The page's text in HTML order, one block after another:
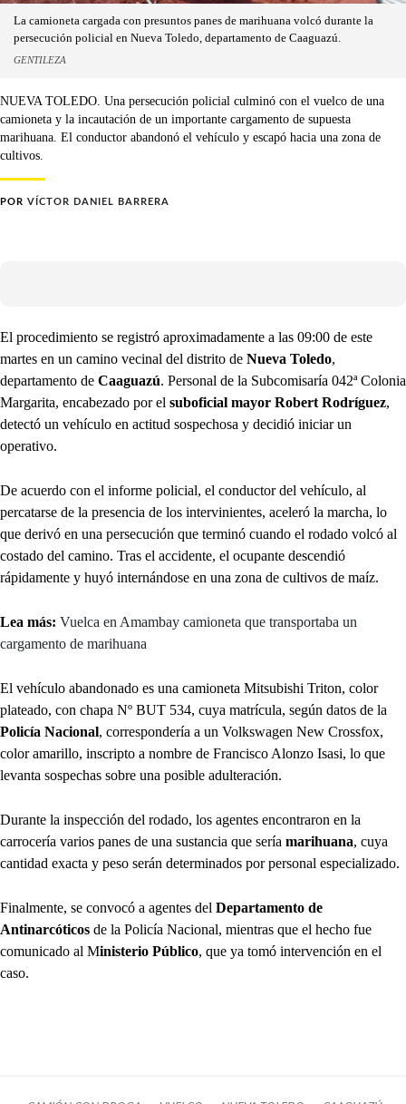
La camioneta cargada con presuntos panes de marihuana volcó durante la
persecución policial en Nueva Toledo, departamento de Caaguazú.
GENTILEZA
NUEVA TOLEDO. Una persecución policial culminó con el vuelco de una
camioneta y la incautación de un importante cargamento de supuesta
marihuana. El conductor abandonó el vehículo y escapó hacia una zona de
cultivos.
POR VÍCTOR DANIEL BARRERA
El procedimiento se registró aproximadamente a las 09:00 de este
martes en un camino vecinal del distrito de Nueva Toledo,
departamento de Caaguazú. Personal de la Subcomisaría 042ª Colonia
Margarita, encabezado por el suboficial mayor Robert Rodríguez,
detectó un vehículo en actitud sospechosa y decidió iniciar un
operativo.
De acuerdo con el informe policial, el conductor del vehículo, al
percatarse de la presencia de los intervinientes, aceleró la marcha, lo
que derivó en una persecución que terminó cuando el rodado volcó al
costado del camino. Tras el accidente, el ocupante descendió
rápidamente y huyó internándose en una zona de cultivos de maíz.
Lea más: Vuelca en Amambay camioneta que transportaba un
cargamento de marihuana
El vehículo abandonado es una camioneta Mitsubishi Triton, color
plateado, con chapa Nº BUT 534, cuya matrícula, según datos de la
Policía Nacional, correspondería a un Volkswagen New Crossfox,
color amarillo, inscripto a nombre de Francisco Alonzo Isasi, lo que
levanta sospechas sobre una posible adulteración.
Durante la inspección del rodado, los agentes encontraron en la
carrocería varios panes de una sustancia que sería marihuana, cuya
cantidad exacta y peso serán determinados por personal especializado.
Finalmente, se convocó a agentes del Departamento de
Antinarcóticos de la Policía Nacional, mientras que el hecho fue
comunicado al Ministerio Público, que ya tomó intervención en el
caso.